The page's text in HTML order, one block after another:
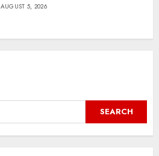
AUGUST 5, 2026
SEARCH